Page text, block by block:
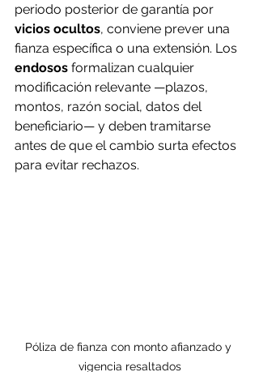
periodo posterior de garantía por
vicios ocultos, conviene prever una
fianza específica o una extensión. Los
endosos formalizan cualquier
modificación relevante —plazos,
montos, razón social, datos del
beneficiario— y deben tramitarse
antes de que el cambio surta efectos
para evitar rechazos.
Póliza de fianza con monto afianzado y
vigencia resaltados